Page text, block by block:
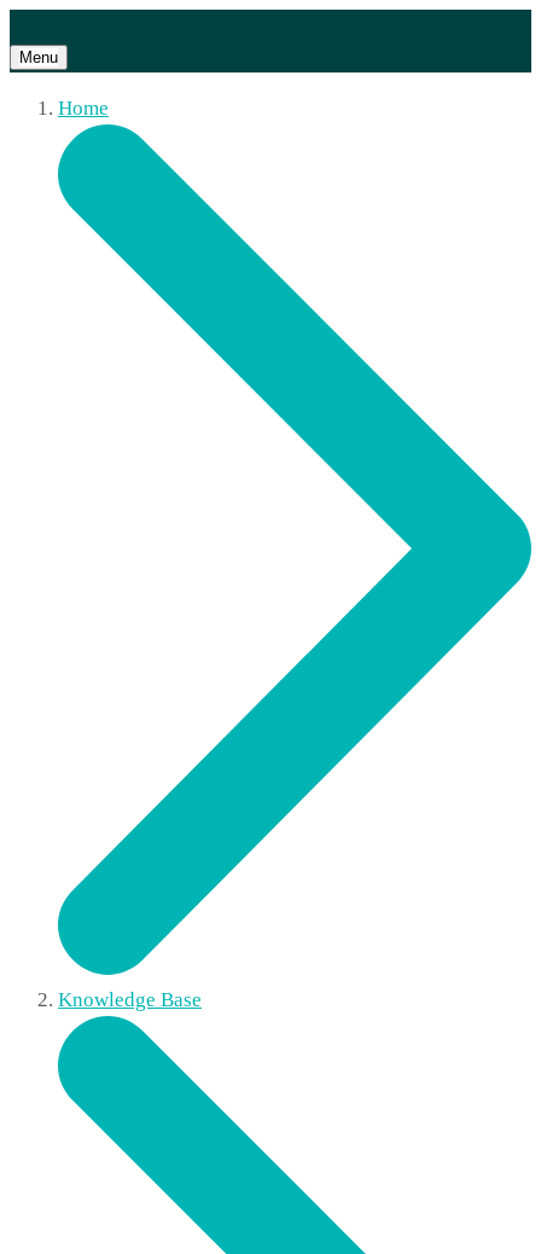
Menu
Home
Knowledge Base